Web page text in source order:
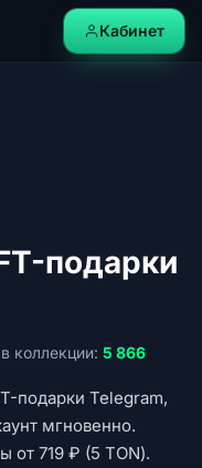
Кабинет
подарки
коллекции: 5 866
подарки Telegram,
мгновенно.
от 719 ₽ (5 TON).